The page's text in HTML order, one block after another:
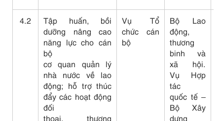
4.2
Tập huấn, bồi
dưỡng nâng cao
năng lực cho cán
bộ
cơ quan quản lý
nhà nước về lao
động; hỗ trợ thúc
đẩy các hoạt động
đối
thoại, thương
Vụ Tổ
chức cán
bộ
Bộ Lao
động,
thương
binh và
xã hội.
Vụ Hợp
tác
quốc tế –
Bộ Xây
dựng